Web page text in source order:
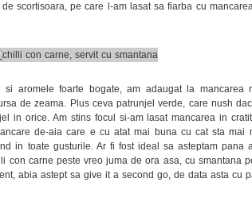
scortisoara, pe care l-am lasat sa fiarba cu
si aromele foarte bogate, am adaugat la mancarea
de zeama. Plus ceva patrunjel verde, care nush
in orice. Am stins focul si-am lasat mancarea in
de-aia care e cu atat mai buna cu cat sta mai
in toate gusturile. Ar fi fost ideal sa asteptam pana
con carne peste vreo juma de ora asa, cu smantana
abia astept sa give it a second go, de data asta cu